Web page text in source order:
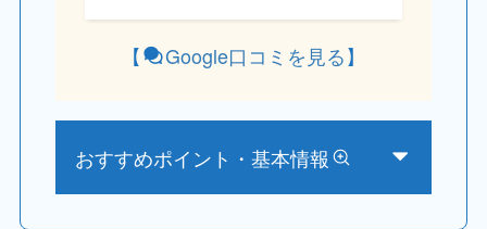
【 Google口コミを見る】
おすすめポイント・基本情報